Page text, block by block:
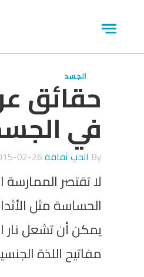
Open
menu
الجسد
حقائق
في
By الحب ثقافة02-26
لا تقتصر الممارسة
الحساسة مثل
يمكن أن تشعل
مفاتيح اللذة